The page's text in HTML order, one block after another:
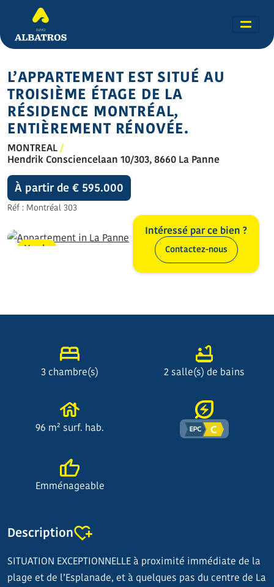
L’APPARTEMENT EST SITUÉ AU
TROISIÈME ÉTAGE DE LA
RÉSIDENCE MONTRÉAL,
ENTIÈREMENT RÉNOVÉE.
MONTREAL/
Hendrik Consciencelaan 10/303, 8660 La Panne
À partir de € 595.000
Réf : Montréal 303
Toutes les photos (26)
Vendu
Intéressé par ce bien ?
Contactez-nous
Description
SITUATION EXCEPTIONNELLE à proximité immédiate de la
plage et de l’Esplanade, et à quelques pas du centre de La
3 chambre(s) 2 salle(s) de bains
96 m² surf. hab.
Emménageable